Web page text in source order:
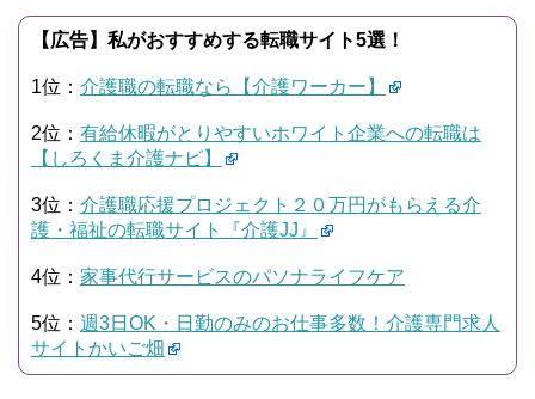
【広告】私がおすすめする転職サイト5選！
1位： 介護職の転職なら【介護ワーカー】
2位： 有給休暇がとりやすいホワイト企業への転職は
【しろくま介護ナビ】
3位： 介護職応援プロジェクト２０万円がもらえる介
護・福祉の転職サイト『介護JJ』
4位： 家事代行サービスのパソナライフケア
5位： 週3日OK・日勤のみのお仕事多数！介護専門求人
サイトかいご畑